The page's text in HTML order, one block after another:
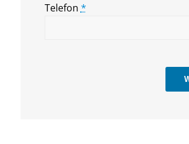
Telefon *